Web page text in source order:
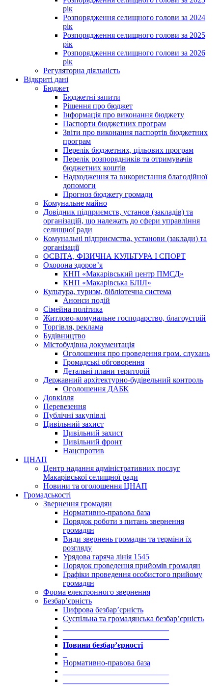
рік
Розпорядження селищного голови за 2024
рік
Розпорядження селищного голови за 2025
рік
Розпорядження селищного голови за 2026
рік
Регуляторна діяльність
Відкриті дані
Бюджет
Бюджетні запити
Рішення про бюджет
Інформація про виконання бюджету
Паспорти бюджетних програм
Звіти про виконання паспортів бюджетних
програм
Перелік бюджетних, цільових програм
Перелік розпорядників та отримувачів
бюджетних коштів
Надходження та використання благодійної
допомоги
Прогноз бюджету громади
Комунальне майно
Довідник підприємств, установ (закладів) та
організацій, що належать до сфери управління
селищної ради
Комунальні підприємства, установи (заклади) та
організації
ОСВІТА, ФІЗИЧНА КУЛЬТУРА І СПОРТ
Охорона здоров’я
КНП «Макарівський центр ПМСД»
КНП «Макарівська БЛІЛ»
Культура, туризм, бібліотечна система
Анонси подій
Сімейна політика
Житлово-комунальне господарство, благоустрій
Торгівля, реклама
Будівництво
Містобудівна документація
Оголошення про проведення гром. слухань
Громадські обговорення
Детальні плани територій
Державний архітектурно-будівельний контроль
Оголошення ДАБК
Довкілля
Перевезення
Публічні закупівлі
Цивільний захист
Цивільний захист
Цивільний фронт
Нацспротив
ЦНАП
Центр надання адміністративних послуг
Макарівської селищної ради
Новини та оголошення ЦНАП
Громадськості
Звернення громадян
Нормативно-правова база
Порядок роботи з питань звернення
громадян
Види звернень громадян та терміни їх
розгляду
Урядова гаряча лінія 1545
Порядок проведення прийомів громадян
Графіки проведення особистого прийому
громадян
Форма електронного звернення
Безбар’єрність
Цифрова безбар’єрність
Суспільна та громадянська безбар’єрність
Новини безбар’єрності
Нормативно-правова база